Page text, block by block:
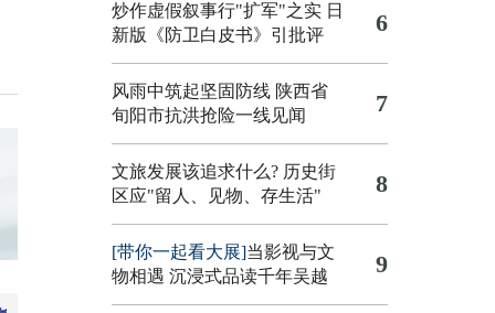
炒作虚假叙事行"扩军"之实 日
新版《防卫白皮书》引批评
6
风雨中筑起坚固防线 陕西省
旬阳市抗洪抢险一线见闻
7
文旅发展该追求什么? 历史街
区应"留人、见物、存生活"
8
[带你一起看大展]当影视与文
物相遇 沉浸式品读千年吴越
9